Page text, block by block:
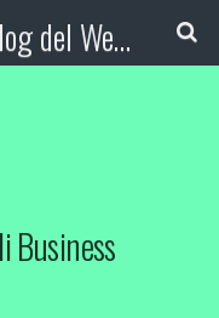
Booking Blog™ - Il blog del Web Marketing Turistico
Business